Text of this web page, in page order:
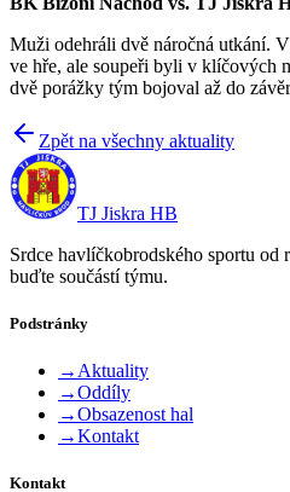
Muži odehráli dvě náročná utkání.
ve hře, ale soupeři byli v klíčových
dvě porážky tým bojoval až do
Zpět na všechny aktuality
TJ Jiskra HB
Srdce havlíčkobrodského sportu od
buďte součástí týmu.
Podstránky
→ Aktuality
→Oddíly
→Obsazenost hal
→Kontakt
Kontakt